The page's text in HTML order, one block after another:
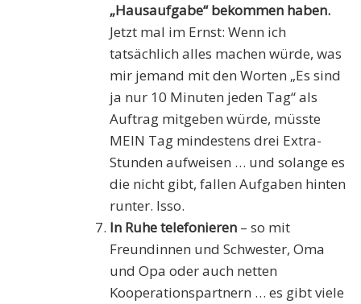
„Hausaufgabe“ bekommen haben.
Jetzt mal im Ernst: Wenn ich
tatsächlich alles machen würde, was
mir jemand mit den Worten „Es sind
ja nur 10 Minuten jeden Tag“ als
Auftrag mitgeben würde, müsste
MEIN Tag mindestens drei Extra-
Stunden aufweisen … und solange es
die nicht gibt, fallen Aufgaben hinten
runter. Isso.
In Ruhe telefonieren – so mit
Freundinnen und Schwester, Oma
und Opa oder auch netten
Kooperationspartnern … es gibt viele